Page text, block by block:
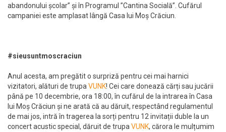
abandonului școlar” și în Programul ”Cantina Socială”. Cufărul
campaniei este amplasat lângă Casa lui Moș Crăciun.
#sieusuntmoscraciun
Anul acesta, am pregătit o surpriză pentru cei mai harnici
vizitatori, alături de trupaVUNK! Cei care donează cărți sau jucării
până pe 10 decembrie, ora 18:00, în cufărul de la intrarea în Casa
lui Moș Crăciun și ne arată că au dăruit, respectând regulamentul
de mai jos, intră în tragerea la sorți pentru 12 invitații duble la un
concert acustic special, dăruit de trupaVUNK, cărora le mulțumim